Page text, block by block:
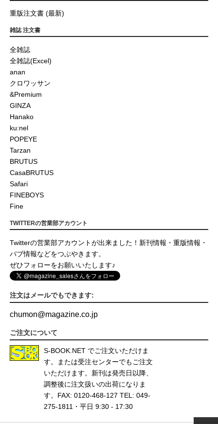
重版注文書 (最新)
雑誌 注文書
全雑誌
全雑誌(Excel)
anan
クロワッサン
&Premium
GINZA
Hanako
ku:nel
POPEYE
Tarzan
BRUTUS
CasaBRUTUS
Safari
FINEBOYS
Fine
TWITTERの営業部アカウント
Twitterの営業部アカウントが出来ました！新刊情報・重版情報・
パブ情報などをつぶやきます。
ぜひフォローをお願いいたします♪
注文はメールでもできます:
chumon@magazine.co.jp
ご注文について
S-BOOK.NET でご注文いただけま
す。または受注センターでもご注文
いただけます。新刊は発売日以降、
調整後に注文扱いの出荷になりま
す。FAX: 0120-468-127 TEL: 049-
275-1811・平日 9:30 - 17:30